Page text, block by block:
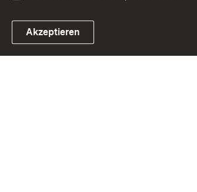
Link zum Landesportal
Akzeptieren